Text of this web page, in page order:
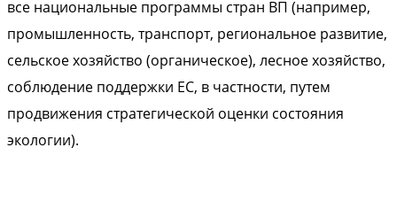
все национальные программы стран ВП (например,
промышленность, транспорт, региональное развитие,
сельское хозяйство (органическое), лесное хозяйство,
соблюдение поддержки ЕС, в частности, путем
продвижения стратегической оценки состояния
экологии).